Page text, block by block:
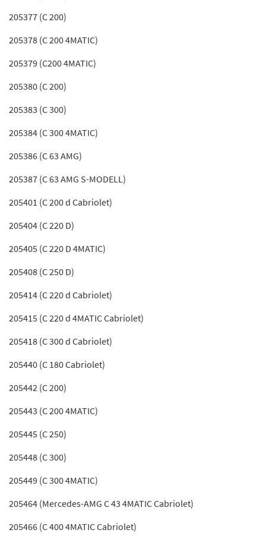
205377 (C 200)
205378 (C 200 4MATIC)
205379 (C200 4MATIC)
205380 (C 200)
205383 (C 300)
205384 (C 300 4MATIC)
205386 (C 63 AMG)
205387 (C 63 AMG S-MODELL)
205401 (C 200 d Cabriolet)
205404 (C 220 D)
205405 (C 220 D 4MATIC)
205408 (C 250 D)
205414 (C 220 d Cabriolet)
205415 (C 220 d 4MATIC Cabriolet)
205418 (C 300 d Cabriolet)
205440 (C 180 Cabriolet)
205442 (C 200)
205443 (C 200 4MATIC)
205445 (C 250)
205448 (C 300)
205449 (C 300 4MATIC)
205464 (Mercedes-AMG C 43 4MATIC Cabriolet)
205466 (C 400 4MATIC Cabriolet)